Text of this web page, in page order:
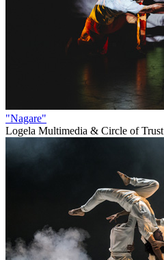
"Nagare"
Logela Multimedia & Circle of Trust